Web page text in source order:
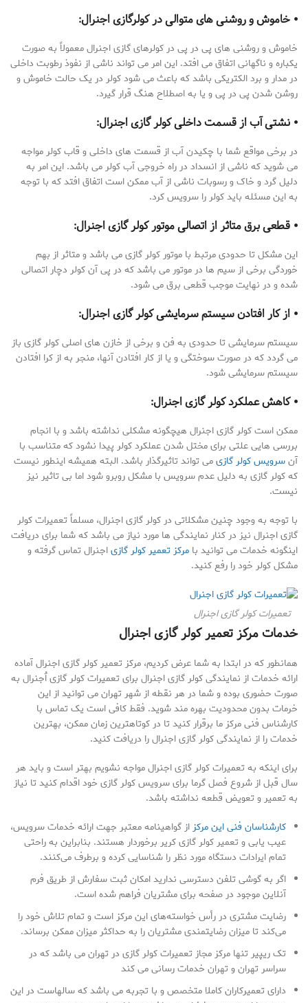
⦁ خاموش و روشنی های متوالی در کولرگازی اجنرال:
خاموش و روشنی های پی در پی در کولرهای گازی اجنرال معمولاً به صورت
یکباره و ناگهانی اتفاق می افتد. این امر می تواند ناشی از نفوذ رطوبت داخلی
در مدار و برد الکتریکی باشد که باعث می شود کولر در یک حالت خاموش و
روشن شدن پی در پی و یا به اصطلاح هنگ قرار گیرد.
⦁ نشتی آب از قسمت داخلی کولر گازی اجنرال:
در برخی مواقع شما با چکیدن آب از قسمت های داخلی و قاب کولر مواجه
می شوید که ناشی از انسداد در راه خروجی آب کولر می باشد. این امر به
دلیل گرد و خاک و رسوبات ناشی از آب ممکن است اتفاق افتد که با توجه
به این مسئله باید کولر را سرویس کرد.
⦁ قطعی برق متاثر از اتصالی موتور کولر گازی اجنرال:
این مشکل تا حدودی مرتبط با موتور کولر گازی می باشد و متاثر از بهم
خوردگی برخی از سیم ها در موتور می باشد که در پی آن کولر دچار اتصالی
شده و در نهایت موجب قطعی برق می شود.
⦁ از کار افتادن سیستم سرمایشی کولر گازی اجنرال:
سیستم سرمایشی تا حدودی به فن و برخی از خازن های اصلی کولر گازی باز
می گردد که در صورت سوختگی و یا از کار افتادن آنها، منجر به از کرا افتادن
سیستم سرمایشی شود.
⦁ کاهش عملکرد کولر گازی اجنرال:
ممکن است کولر گازی اجنرال هیچگونه مشکلی نداشته باشد و با انجام
بررسی هایی علتی برای مختل شدن عملکرد کولر پیدا نشود که متناسب با
آنسرویس کولر گازیمی تواند تاثیرگذار باشد. البته همیشه اینطور نیست
که کولر گازی به دلیل عدم سرویس با مشکل روبرو شود اما بی تاثیر نیز
نیست.
با توجه به وجود چنین مشکلاتی در کولر گازی اجنرال، مسلماً تعمیرات کولر
گازی اجنرال نیز در کنار نمایندگی ها مورد نیاز می باشد که شما برای دریافت
اینگونه خدمات می توانید با مرکز تعمیر کولر گازیاجنرال تماس گرفته و
مشکل کولر خود را رفع کنید.
تعمیرات کولر گازی اجنرال
خدمات مرکز تعمیر کولر گازی اجنرال
همانطور که در ابتدا به شما عرض کردیم، مرکز تعمیر کولر گازی اجنرال آماده
ارائه خدمات از نمایندگی کولر گازی اجنرال برای تعمیرات کولر گازی اُجنرال به
صورت حضوری بوده و شما در هر نقطه از شهر تهران می توانید از این
خرمات بدون محدودیت بهره مند شوید. فقط کافی است یک تماس با
کارشناس فنی مرکز ما برقرار کنید تا در کوتاهترین زمان ممکن، بهترین
خدمات را از نمایندگی کولر گازی اجنرال را دریافت کنید.
برای اینکه به تعمیرات کولر گازی اجنرال مواجه نشویم بهتر است و باید هر
سال قبل از شروع فصل گرما برای سرویس کولر گازی خود اقدام کنید تا نیاز
به تعمیر و تعویض قطعه نداشته باشد.
کارشناسان فنی این مرکزاز گواهینامه معتبر جهت ارائه خدمات سرویس،
عیب یابی و تعمیر کولر گازی کریر برخوردار هستند. بنابراین به راحتی
تمام ایرادات دستگاه مورد نظر را شناسایی کرده و برطرف می‌کنند.
اگر به گوشی تلفن دسترسی ندارید امکان ثبت سفارش از طریق فرم
آنلاین موجود در صفحه برای مشتریان فراهم شده است.
رضایت مشتری در رأس خواسته‌های این مرکز است و تمام تلاش خود را
می‌کند تا میزان رضایتمندی مشتریان را به حداکثر میزان ممکن برساند.
تک ریپیر تنها مرکز مجاز تعمیرات کولر گازی در تهران می باشد که در
سراسر تهران و تهران خدمات رسانی می کند
دارای تعمیرکاران کاملا متخصص و با تجربه می باشد که سالهاست در این